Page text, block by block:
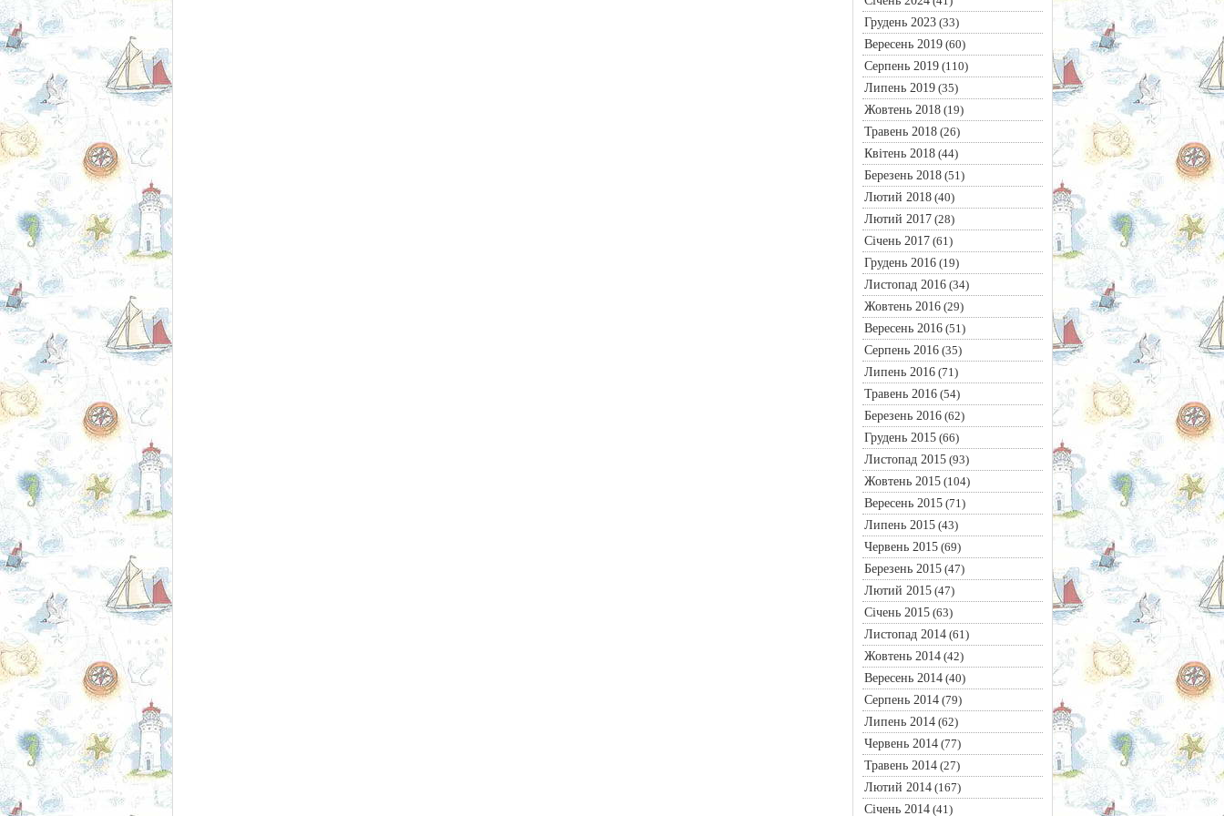
Грудень 2023(33)
Вересень 2019(60)
Серпень 2019(110)
Липень 2019(35)
Жовтень 2018(19)
Травень 2018(26)
Квітень 2018(44)
Березень 2018(51)
Лютий 2018(40)
Лютий 2017(28)
Січень 2017(61)
Грудень 2016(19)
Листопад 2016(34)
Жовтень 2016(29)
Вересень 2016(51)
Серпень 2016(35)
Липень 2016(71)
Травень 2016(54)
Березень 2016(62)
Грудень 2015(66)
Листопад 2015(93)
Жовтень 2015(104)
Вересень 2015(71)
Липень 2015(43)
Червень 2015(69)
Березень 2015(47)
Лютий 2015(47)
Січень 2015(63)
Листопад 2014(61)
Жовтень 2014(42)
Вересень 2014(40)
Серпень 2014(79)
Липень 2014(62)
Червень 2014(77)
Травень 2014(27)
Лютий 2014(167)
Січень 2014(41)